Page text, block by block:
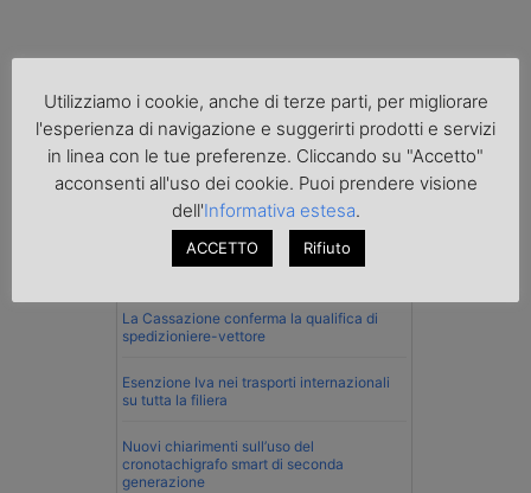
Normativa
Imprenditore di Prato assolto per infortunio
col muletto
Cassazione conferma validità multe per
velocità col cronotachigrafo
La Cassazione conferma la qualifica di
spedizioniere-vettore
Esenzione Iva nei trasporti internazionali
su tutta la filiera
Nuovi chiarimenti sull’uso del
cronotachigrafo smart di seconda
generazione
Utilizziamo i cookie, anche di terze parti, per migliorare
l'esperienza di navigazione e suggerirti prodotti e servizi
in linea con le tue preferenze. Cliccando su "Accetto"
acconsenti all'uso dei cookie. Puoi prendere visione
dell'Informativa estesa.
ACCETTO Rifiuto